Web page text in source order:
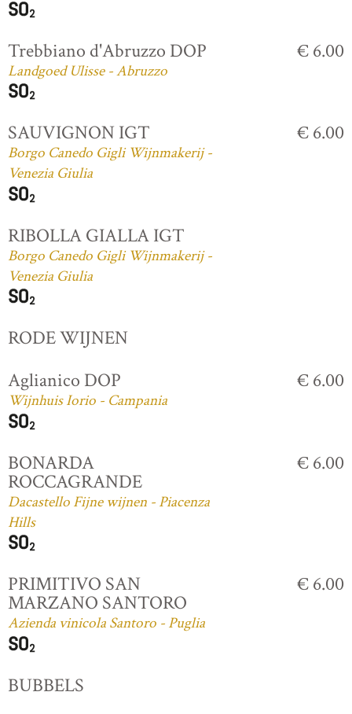
Trebbiano d'Abruzzo DOP
Landgoed Ulisse - Abruzzo
€ 6.00
SAUVIGNON IGT
Borgo Canedo Gigli Wijnmakerij -
Venezia Giulia
€ 6.00
RIBOLLA GIALLA IGT
Borgo Canedo Gigli Wijnmakerij -
Venezia Giulia
RODE WIJNEN
Aglianico DOP
Wijnhuis Iorio - Campania
€ 6.00
BONARDA
ROCCAGRANDE
Dacastello Fijne wijnen - Piacenza
Hills
€ 6.00
PRIMITIVO SAN
MARZANO SANTORO
Azienda vinicola Santoro - Puglia
€ 6.00
BUBBELS